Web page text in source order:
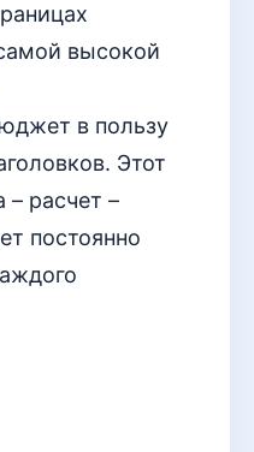
высокой
в пользу
Этот
– расчет –
постоянно